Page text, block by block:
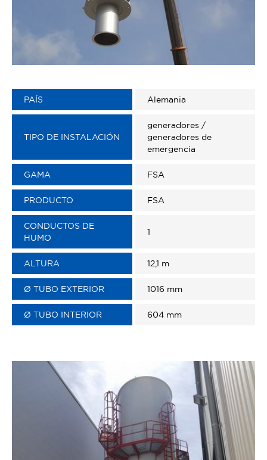
PAÍS Alemania
TIPO DE INSTALACIÓN
generadores /
generadores de
emergencia
GAMA FSA
PRODUCTO FSA
CONDUCTOS DE
HUMO
1
ALTURA 12,1 m
Ø TUBO EXTERIOR 1016 mm
Ø TUBO INTERIOR 604 mm